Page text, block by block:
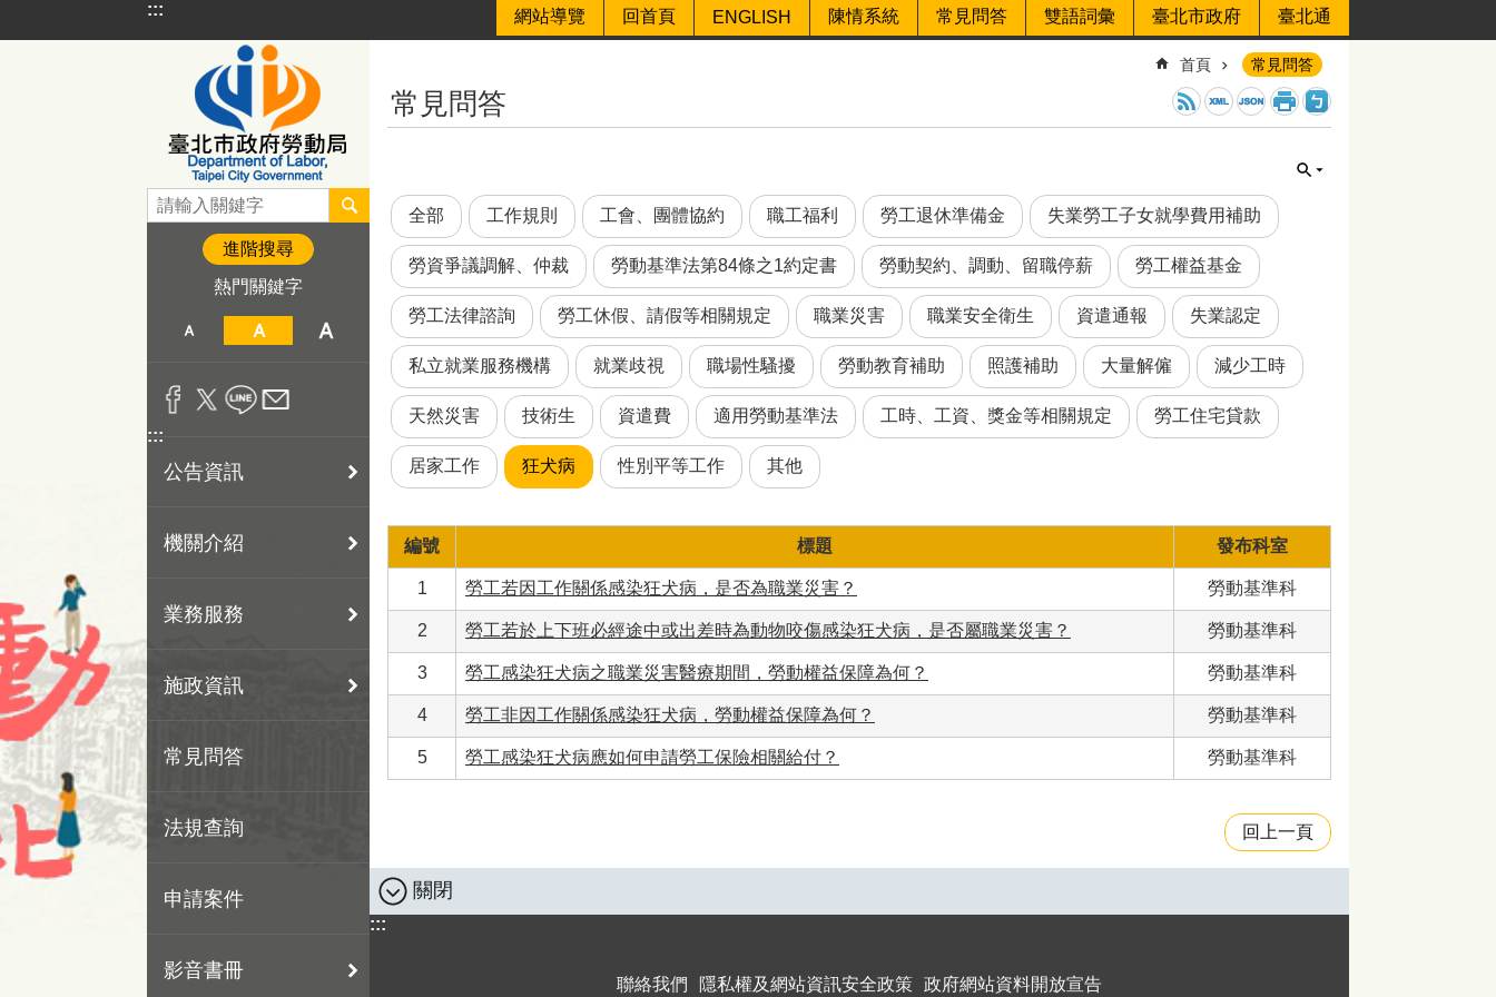
跳到主要內容區塊
::: 網站導覽 回首頁 ENGLISH 陳情系統 常見問答 雙語詞彙 臺北市政府 臺北通
進階搜尋
熱門關鍵字
:::
公告資訊
機關介紹
業務服務
施政資訊
常見問答
法規查詢
申請案件
影音書冊
首頁 常見問答
常見問答
全部 工作規則 工會、團體協約 職工福利 勞工退休準備金 失業勞工子女就學費用補助
勞資爭議調解、仲裁 勞動基準法第84條之1約定書 勞動契約、調動、留職停薪 勞工權益基金
勞工法律諮詢 勞工休假、請假等相關規定 職業災害 職業安全衛生 資遣通報 失業認定
私立就業服務機構 就業歧視 職場性騷擾 勞動教育補助 照護補助 大量解僱 減少工時
天然災害 技術生 資遣費 適用勞動基準法 工時、工資、獎金等相關規定 勞工住宅貸款
居家工作 狂犬病 性別平等工作 其他
編號 標題 發布科室
1 勞工若因工作關係感染狂犬病，是否為職業災害？ 勞動基準科
2 勞工若於上下班必經途中或出差時為動物咬傷感染狂犬病，是否屬職業災害？ 勞動基準科
3 勞工感染狂犬病之職業災害醫療期間，勞動權益保障為何？ 勞動基準科
4 勞工非因工作關係感染狂犬病，勞動權益保障為何？ 勞動基準科
5 勞工感染狂犬病應如何申請勞工保險相關給付？ 勞動基準科
回上一頁
關閉
:::
聯絡我們 隱私權及網站資訊安全政策 政府網站資料開放宣告